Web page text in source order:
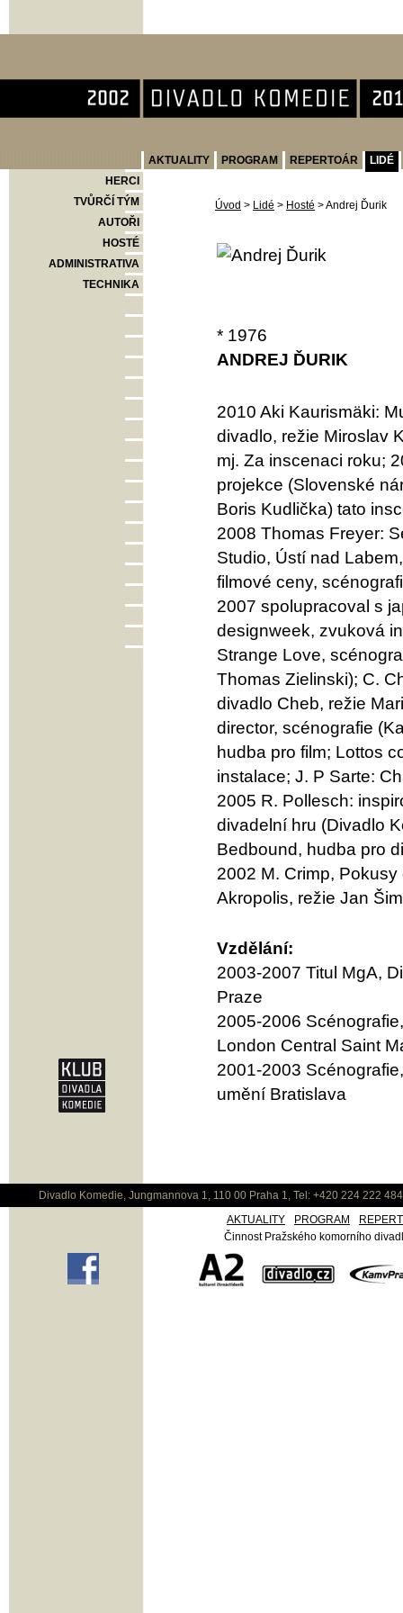
AKTUALITY PROGRAM REPERTOÁR
LIDÉ
HERCI
TVŮRČÍ TÝM
AUTOŘI
HOSTÉ
ADMINISTRATIVA
TECHNIKA
Úvod > Lidé > Hosté >Andrej Ďurik
* 1976
ANDREJ ĎURIK
2010 Aki Kaurismäki:
divadlo, režie Miroslav
mj. Za inscenaci roku;
projekce (Slovenské
Boris Kudlička) tato
2008 Thomas Freyer:
Studio, Ústí nad
filmové ceny,
2007 spolupracoval s
designweek, zvuková
Strange Love,
Thomas Zielinski); C.
divadlo Cheb, režie
director, scénografie
hudba pro film; Lottos
instalace; J. P Sarte:
2005 R. Pollesch:
divadelní hru (Divadlo
Bedbound, hudba pro
2002 M. Crimp,
Akropolis, režie Jan
Vzdělání:
2003-2007 Titul MgA,
Praze
2005-2006
London Central Saint
2001-2003
umění Bratislava
Divadlo Komedie, Jungmannova 1, 110 00 Praha 1, Tel: +420 224 222
AKTUALITY
PROGRAM
Činnost Pražského komorního